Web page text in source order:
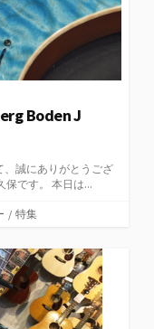
Boden J
、誠にありがとうござ
保です。 本日は...
/ 特集